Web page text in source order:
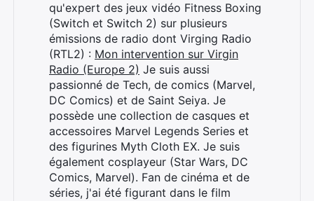
qu'expert des jeux vidéo Fitness Boxing
(Switch et Switch 2) sur plusieurs
émissions de radio dont Virging Radio
(RTL2) : Mon intervention sur Virgin
Radio (Europe 2) Je suis aussi
passionné de Tech, de comics (Marvel,
DC Comics) et de Saint Seiya. Je
possède une collection de casques et
accessoires Marvel Legends Series et
des figurines Myth Cloth EX. Je suis
également cosplayeur (Star Wars, DC
Comics, Marvel). Fan de cinéma et de
séries, j'ai été figurant dans le film